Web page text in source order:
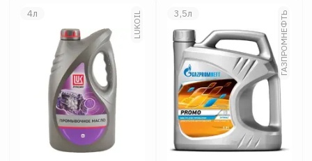
LUKOIL
4л ГАЗПРОМНЕФТЬ
3,5л